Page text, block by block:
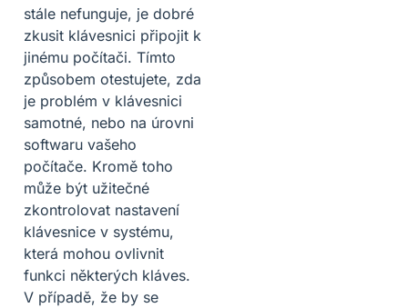
stále nefunguje, je dobré
zkusit klávesnici připojit k
jinému počítači. Tímto
způsobem otestujete, zda
je problém v klávesnici
samotné, nebo na úrovni
softwaru vašeho
počítače. Kromě toho
může být užitečné
zkontrolovat nastavení
klávesnice v systému,
která mohou ovlivnit
funkci některých kláves.
V případě, že by se